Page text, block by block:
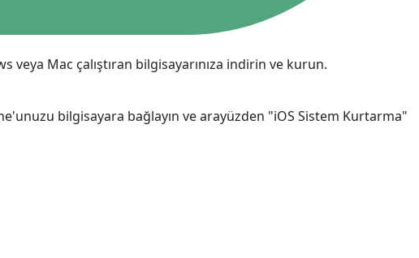
veya Mac çalıştıran bilgisayarınıza indirin ve kurun.
bilgisayara bağlayın ve arayüzden "iOS Sistem Kurtarma"